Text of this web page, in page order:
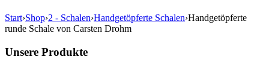
Start›Shop›2 - Schalen›Handgetöpferte Schalen›Handgetöpferte
runde Schale von Carsten Drohm
Unsere Produkte